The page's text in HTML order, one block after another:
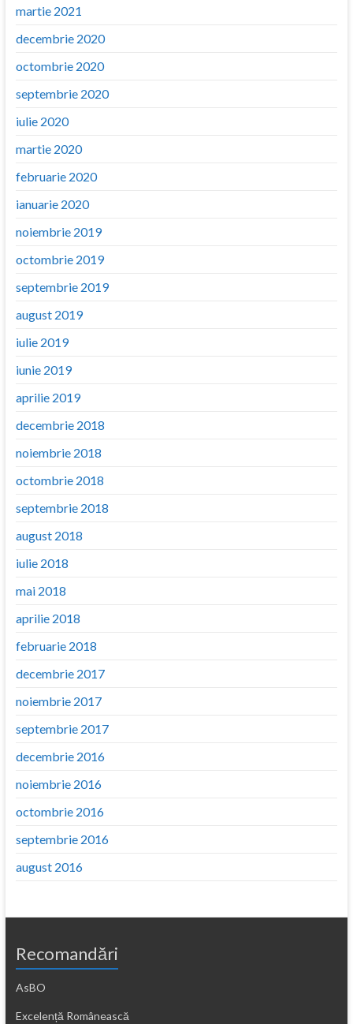
martie 2021
decembrie 2020
octombrie 2020
septembrie 2020
iulie 2020
martie 2020
februarie 2020
ianuarie 2020
noiembrie 2019
octombrie 2019
septembrie 2019
august 2019
iulie 2019
iunie 2019
aprilie 2019
decembrie 2018
noiembrie 2018
octombrie 2018
septembrie 2018
august 2018
iulie 2018
mai 2018
aprilie 2018
februarie 2018
decembrie 2017
noiembrie 2017
septembrie 2017
decembrie 2016
noiembrie 2016
octombrie 2016
septembrie 2016
august 2016
Recomandări
AsBO
Excelență Românească